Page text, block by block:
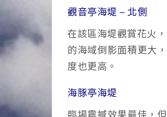
觀音亭海堤 – 北側
在該區海堤觀賞花火
的海域倒影面積更大
度也更高。
海豚亭海堤
臨場震撼效果最佳，